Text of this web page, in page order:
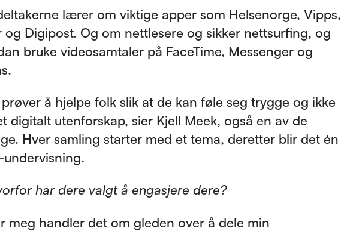
lærer om viktige apper som Helsenorge, Vipps,
og Digipost. Og om nettlesere og sikker nettsurfing, og
bruke videosamtaler på FaceTime, Messenger og
å hjelpe folk slik at de kan føle seg trygge og ikke
digitalt utenforskap, sier Kjell Meek, også en av de
Hver samling starter med et tema, deretter blir det én
har dere valgt å engasjere dere?
meg handler det om gleden over å dele min